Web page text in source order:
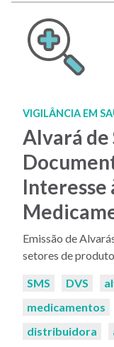
VIGILÂNCIA EM
Alvará de
Interesse
Emissão de
setores de
Palavras-
SMS DVS
medicamentos
distribuidora